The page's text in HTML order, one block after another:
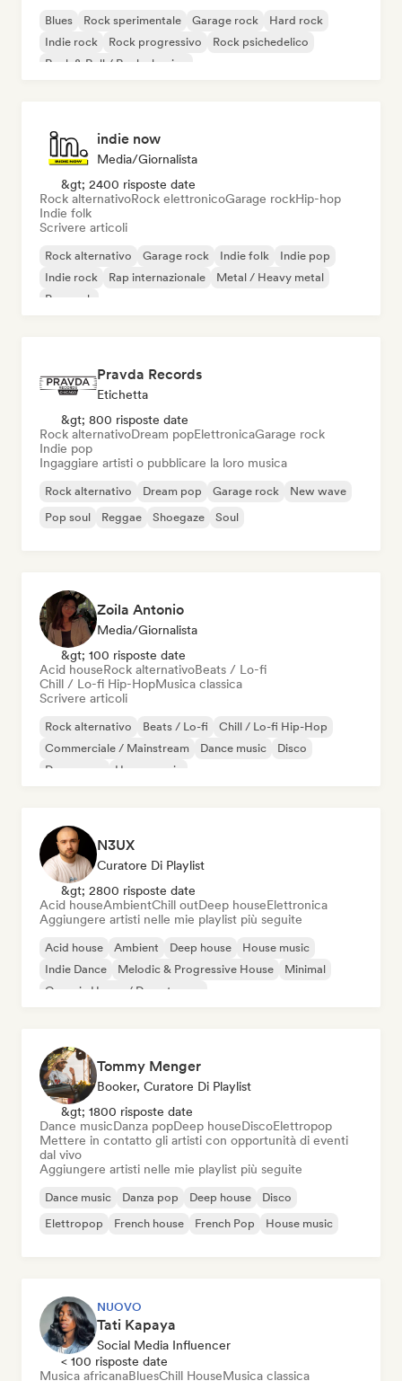
Blues Rock sperimentale Garage rock
Hard rock
Indie rock
Rock progressivo
Rock psichedelico
Rock & Roll / Rock classico
indie now
Media/Giornalista
&gt; 2400 risposte date
Rock alternativoRock elettronicoGarage rockHip-hop
Indie folk
Scrivere articoli
Rock alternativo Garage rock Indie folk
Indie pop
Indie rock
Rap internazionale
Metal / Heavy metal
Pop rock
Pravda Records
Etichetta
&gt; 800 risposte date
Rock alternativoDream popElettronicaGarage rock
Indie pop
Ingaggiare artisti o pubblicare la loro musica
Rock alternativo Dream pop Garage rock
New wave
Pop soul
Reggae Shoegaze Soul
Zoila Antonio
Media/Giornalista
&gt; 100 risposte date
Acid houseRock alternativoBeats / Lo-fi
Chill / Lo-fi Hip-HopMusica classica
Scrivere articoli
Rock alternativo Beats / Lo-fi
Chill / Lo-fi Hip-Hop
Commerciale / Mainstream
Dance music
Disco
Dream pop
House music
N3UX
Curatore Di Playlist
&gt; 2800 risposte date
Acid houseAmbientChill outDeep houseElettronica
Aggiungere artisti nelle mie playlist più seguite
Acid house Ambient Deep house
House music
Indie Dance
Melodic & Progressive House
Minimal
Organic House / Downtempo
Tommy Menger
Booker, Curatore Di Playlist
&gt; 1800 risposte date
Dance musicDanza popDeep houseDiscoElettropop
Mettere in contatto gli artisti con opportunità di eventi
dal vivo
Aggiungere artisti nelle mie playlist più seguite
Dance music Danza pop Deep house
Disco
Elettropop
French house French Pop House music
NUOVO
Tati Kapaya
Social Media Influencer
< 100 risposte date
Musica africanaBluesChill HouseMusica classica